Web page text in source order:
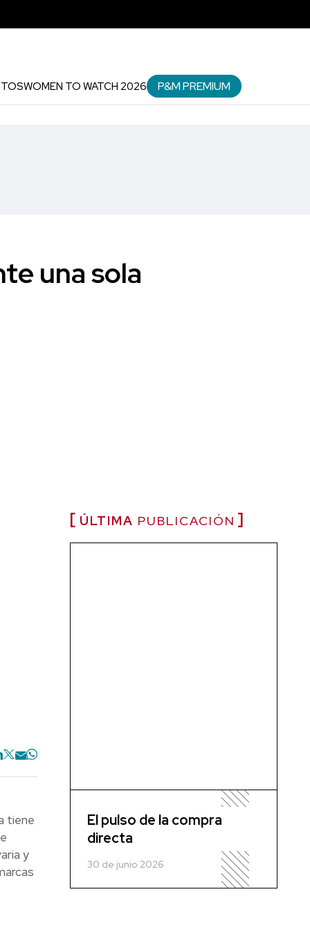
WOMEN TO WATCH 2026 P&M PREMIUM
una sola
tiene
y
ÚLTIMA PUBLICACIÓN
El pulso de la compra
directa
30 de junio 2026